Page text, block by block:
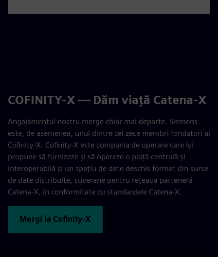
COFINITY-X — Dăm viață Catena-X
Angajamentul nostru merge chiar mai departe. Siemens
este, de asemenea, unul dintre cei zece membri fondatori ai
Cofinity-X. Cofinity-X este compania de operare care își
propune să furnizeze și să opereze o piață centrală și
interoperabilă și un spațiu de date deschis format din surse
de date distribuite, suverane pentru rețeaua parteneră
Catena-X, în conformitate cu standardele Catena-X.
Mergi la Cofinity-X